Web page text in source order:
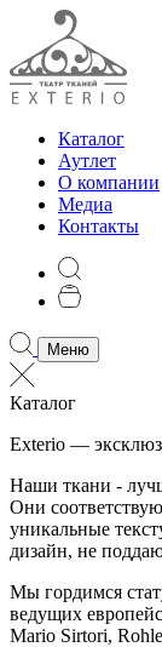
Каталог
Аутлет
О компании
Медиа
Контакты
Меню
Каталог
Exterio —
Наши ткани -
Они
уникальные
дизайн, не
Мы гордимся
ведущих
Mario Sirtori,